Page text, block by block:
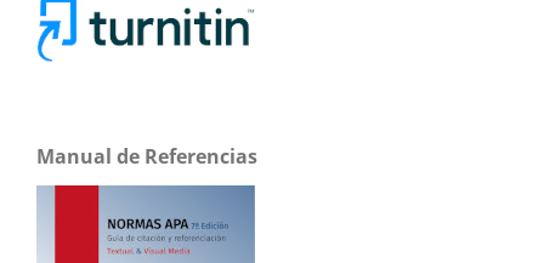
Manual de Referencias